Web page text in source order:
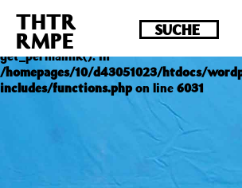
Deprecated : Die Funktion post_permalink
Version 4.4.0 veraltet! Verwende
get_permalink(). in
/homepages/10/d43051023/htdocs/
includes/functions.phpon line 6031
THTR
RMPE